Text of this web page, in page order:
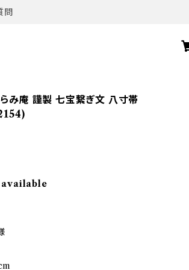
問
み庵 謹製 七宝繋ぎ文 八寸帯